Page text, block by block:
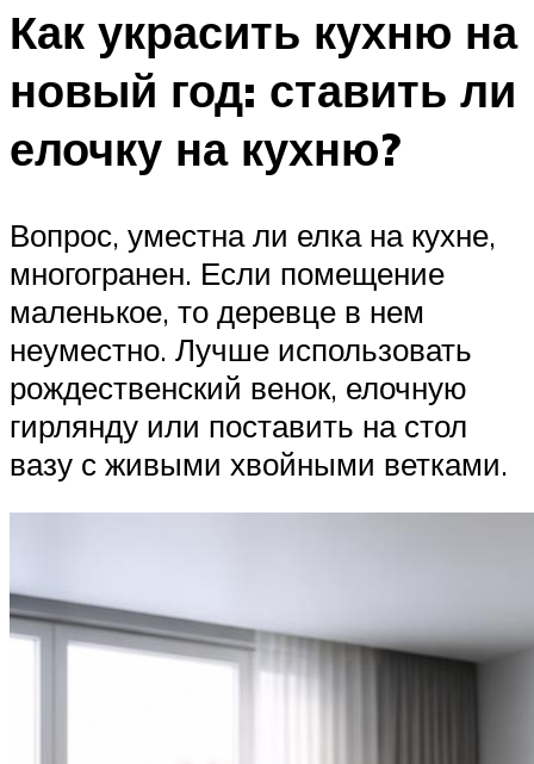
Как украсить кухню на
новый год: ставить ли
елочку на кухню?
Вопрос, уместна ли елка на кухне,
многогранен. Если помещение
маленькое, то деревце в нем
неуместно. Лучше использовать
рождественский венок, елочную
гирлянду или поставить на стол
вазу с живыми хвойными ветками.